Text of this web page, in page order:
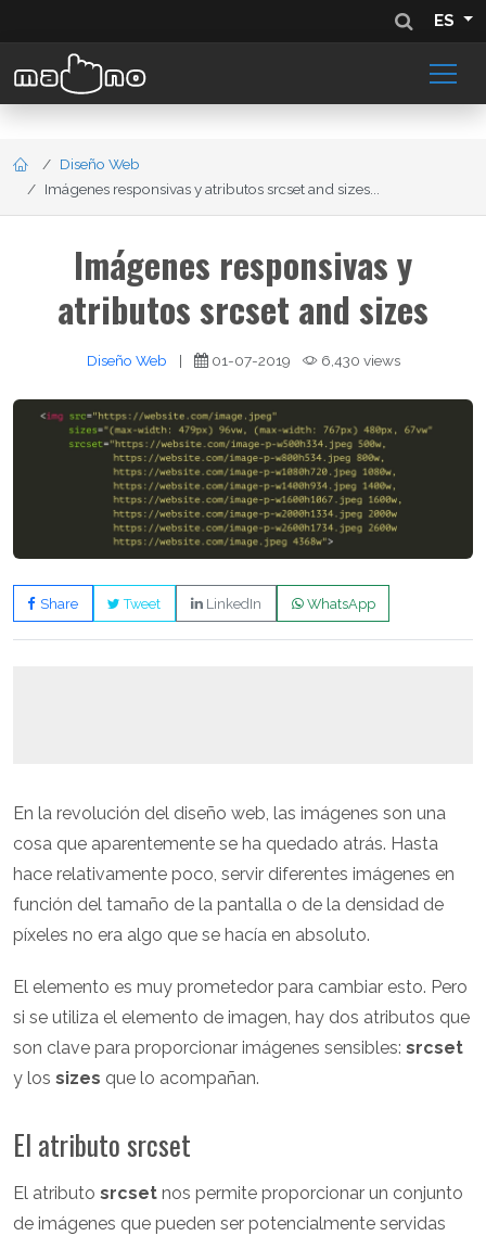
ES
Diseño Web
Imágenes responsivas y atributos srcset and sizes...
Imágenes responsivas y
atributos srcset and sizes
Diseño Web | 01-07-2019 6,430 views
Share Tweet LinkedIn WhatsApp
En la revolución del diseño web, las imágenes son una
cosa que aparentemente se ha quedado atrás. Hasta
hace relativamente poco, servir diferentes imágenes en
función del tamaño de la pantalla o de la densidad de
píxeles no era algo que se hacía en absoluto.
El elemento es muy prometedor para cambiar esto. Pero
si se utiliza el elemento de imagen, hay dos atributos que
son clave para proporcionar imágenes sensibles: srcset
y los sizes que lo acompañan.
El atributo srcset
El atributo srcset nos permite proporcionar un conjunto
de imágenes que pueden ser potencialmente servidas